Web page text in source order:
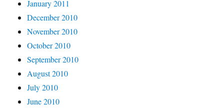
January 2011
December 2010
November 2010
October 2010
September 2010
August 2010
July 2010
June 2010